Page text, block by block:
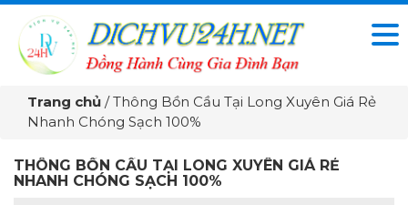
Trang chủ /Thông Bồn Cầu Tại Long Xuyên Giá Rẻ
Nhanh Chóng Sạch 100%
THÔNG BỒN CẦU TẠI LONG XUYÊN GIÁ RẺ
NHANH CHÓNG SẠCH 100%